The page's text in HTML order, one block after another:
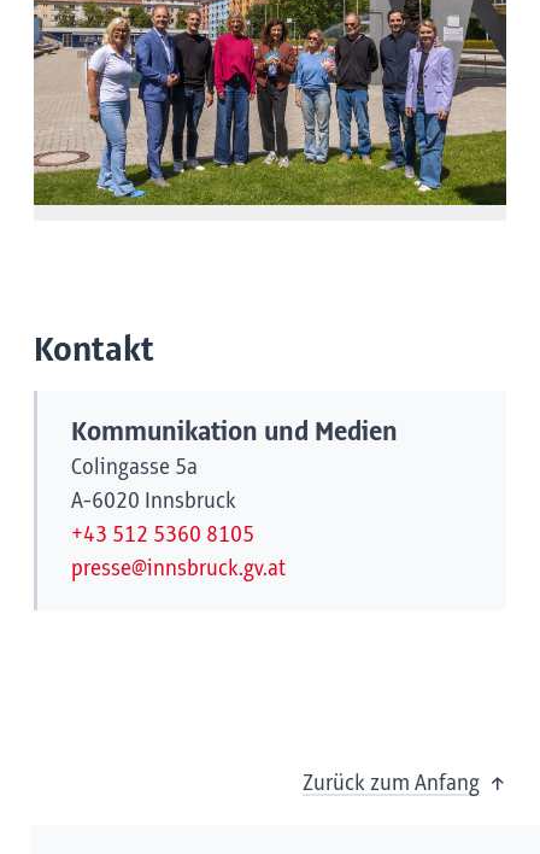
Kontakt
Kommunikation und Medien
Colingasse 5a
A-6020 Innsbruck
+43 512 5360 8105
presse@innsbruck.gv.at
Zurück zum Anfang